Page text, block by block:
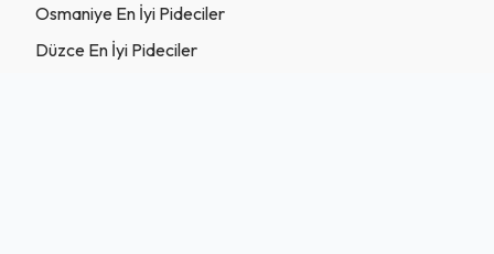
Osmaniye En İyi Pideciler
Düzce En İyi Pideciler